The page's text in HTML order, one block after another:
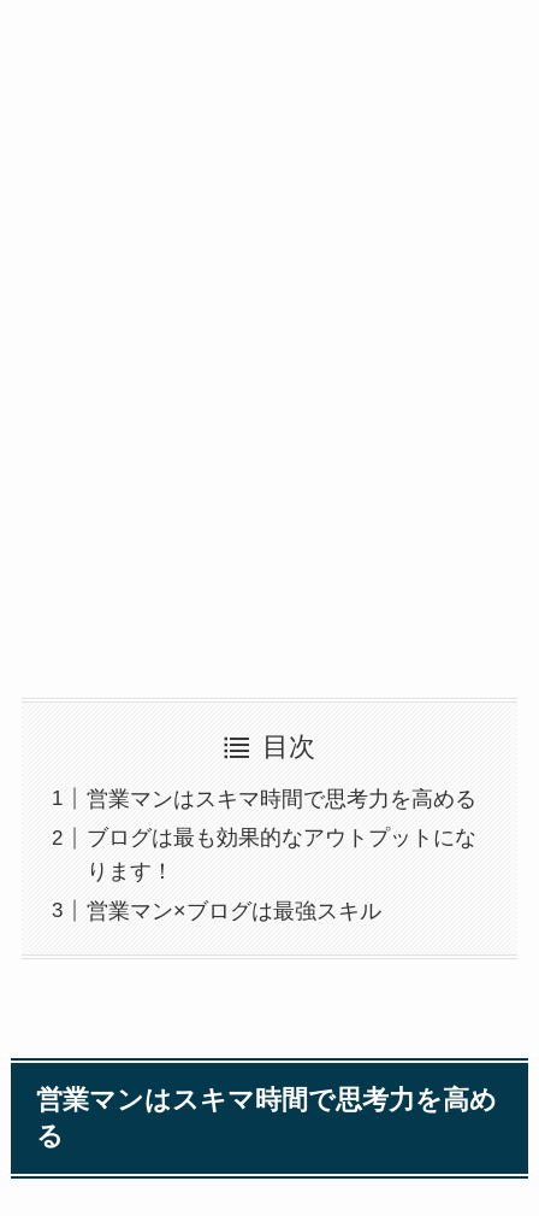
目次
営業マンはスキマ時間で思考力を高める
ブログは最も効果的なアウトプットにな
ります！
営業マン×ブログは最強スキル
営業マンはスキマ時間で思考力を高め
る